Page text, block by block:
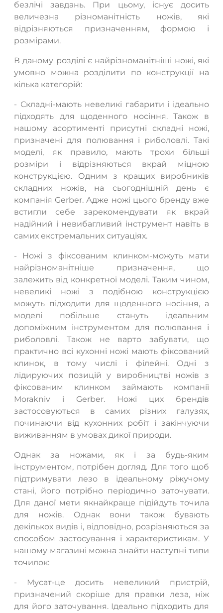
безлічі завдань. При цьому, існує досить
величезна різноманітність ножів, які
відрізняються призначенням, формою і
розмірами.
В даному розділі є найрізноманітніші ножі, які
умовно можна розділити по конструкції на
кілька категорій:
- Складні-мають невеликі габарити і ідеально
підходять для щоденного носіння. Також в
нашому асортименті присутні складні ножі,
призначені для полювання і риболовлі. Такі
моделі, як правило, мають трохи більші
розміри і відрізняються вкрай міцною
конструкцією. Одним з кращих виробників
складних ножів, на сьогоднішній день є
компанія Gerber. Адже ножі цього бренду вже
встигли себе зарекомендувати як вкрай
надійний і невибагливий інструмент навіть в
самих екстремальних ситуаціях.
- Ножі з фіксованим клинком-можуть мати
найрізноманітніше призначення, що
залежить від конкретної моделі. Таким чином,
невеликі ножі з подібною конструкцією
можуть підходити для щоденного носіння, а
моделі побільше стануть ідеальним
допоміжним інструментом для полювання і
риболовлі. Також не варто забувати, що
практично всі кухонні ножі мають фіксований
клинок, в тому числі і філейні. Одні з
лідируючих позицій у виробництві ножів з
фіксованим клинком займають компанії
Morakniv і Gerber. Ножі цих брендів
застосовуються в самих різних галузях,
починаючи від кухонних робіт і закінчуючи
виживанням в умовах дикої природи.
Однак за ножами, як і за будь-яким
інструментом, потрібен догляд. Для того щоб
підтримувати лезо в ідеальному ріжучому
стані, його потрібно періодично заточувати.
Для даної мети якнайкраще підійдуть точила
для ножів. Однак вони також бувають
декількох видів і, відповідно, розрізняються за
способом застосування і характеристикам. У
нашому магазині можна знайти наступні типи
точилок:
- Мусат-це досить невеликий пристрій,
призначений скоріше для правки леза, ніж
для його заточування. Ідеально підходить для
ТАК